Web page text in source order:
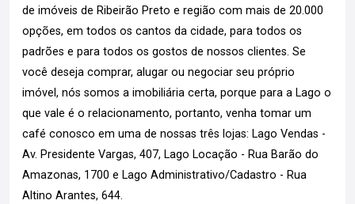
de imóveis de Ribeirão Preto e região com mais de 20.000
opções, em todos os cantos da cidade, para todos os
padrões e para todos os gostos de nossos clientes. Se
você deseja comprar, alugar ou negociar seu próprio
imóvel, nós somos a imobiliária certa, porque para a Lago o
que vale é o relacionamento, portanto, venha tomar um
café conosco em uma de nossas três lojas: Lago Vendas -
Av. Presidente Vargas, 407, Lago Locação - Rua Barão do
Amazonas, 1700 e Lago Administrativo/Cadastro - Rua
Altino Arantes, 644.